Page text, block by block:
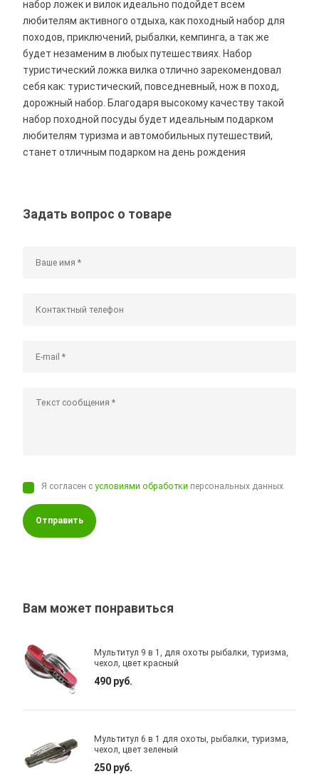
набор ложек и вилок идеально подойдет всем
любителям активного отдыха, как походный набор для
походов, приключений, рыбалки, кемпинга, а так же
будет незаменим в любых путешествиях. Набор
туристический ложка вилка отлично зарекомендовал
себя как: туристический, повседневный, нож в поход,
дорожный набор. Благодаря высокому качеству такой
набор походной посуды будет идеальным подарком
любителям туризма и автомобильных путешествий,
станет отличным подарком на день рождения
Задать вопрос о товаре
Я согласен сусловиями обработки персональных данных
Отправить
Вам может понравиться
Мультитул 9 в 1, для охоты рыбалки, туризма,
чехол, цвет красный
490 руб.
Мультитул 6 в 1 для охоты, рыбалки, туризма,
чехол, цвет зеленый
250 руб.